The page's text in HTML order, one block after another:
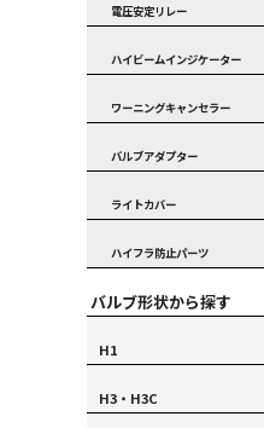
電圧安定リレー
ハイビームインジケーター
ワーニングキャンセラー
バルブアダプター
ライトカバー
ハイフラ防止パーツ
バルブ形状から探す
H1
H3・H3C